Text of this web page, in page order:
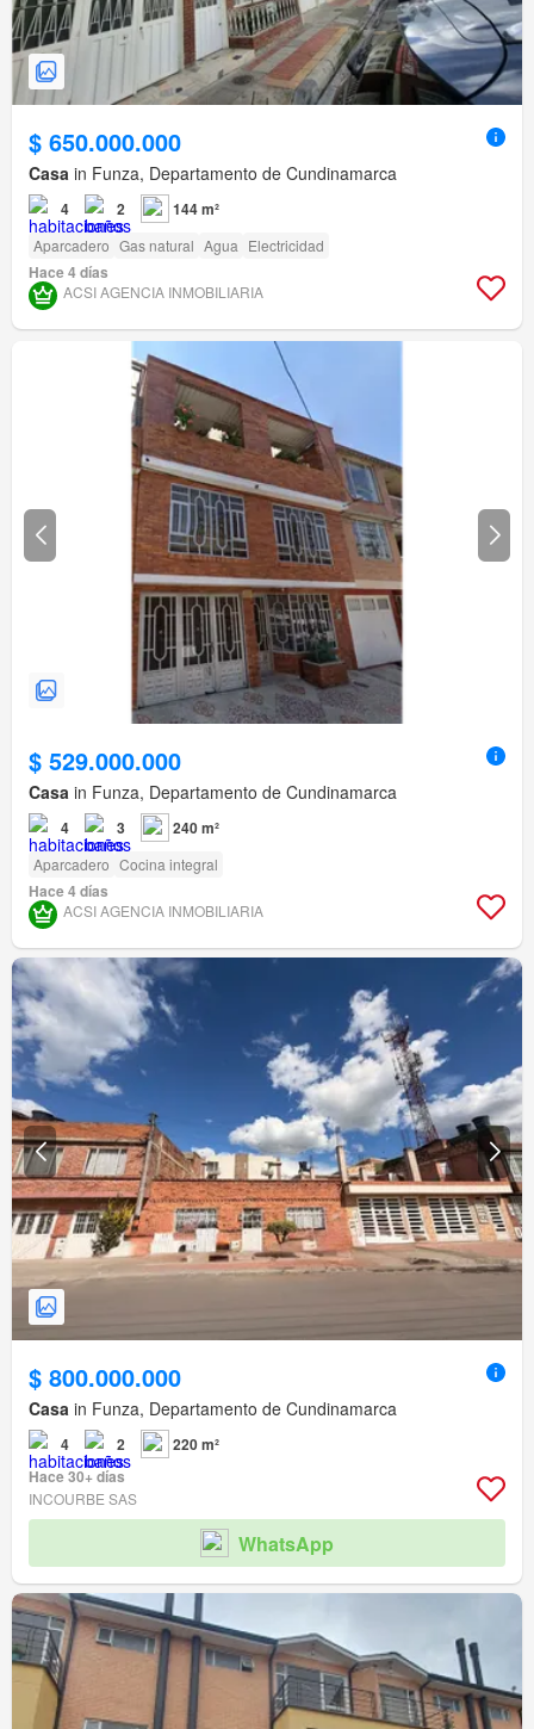
$ 650.000.000
Casa in Funza, Departamento de Cundinamarca
4 2 144 m²
Aparcadero Gas natural Agua Electricidad
Hace 4 días
ACSI AGENCIA INMOBILIARIA
$ 529.000.000
Casa in Funza, Departamento de Cundinamarca
4 3 240 m²
Aparcadero Cocina integral
Hace 4 días
ACSI AGENCIA INMOBILIARIA
$ 800.000.000
Casa in Funza, Departamento de Cundinamarca
4 2
220 m²
Hace 30+ días
INCOURBE SAS
WhatsApp